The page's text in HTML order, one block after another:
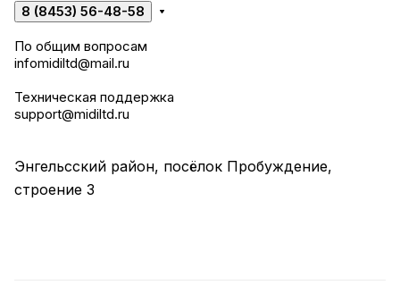
8 (8453) 56-48-58
По общим вопросам
infomidiltd@mail.ru
Техническая поддержка
support@midiltd.ru
Энгельсский район, посёлок Пробуждение,
строение 3